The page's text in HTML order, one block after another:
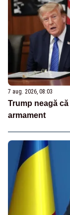
7 aug. 2026, 08:03
Trump neagă
armament